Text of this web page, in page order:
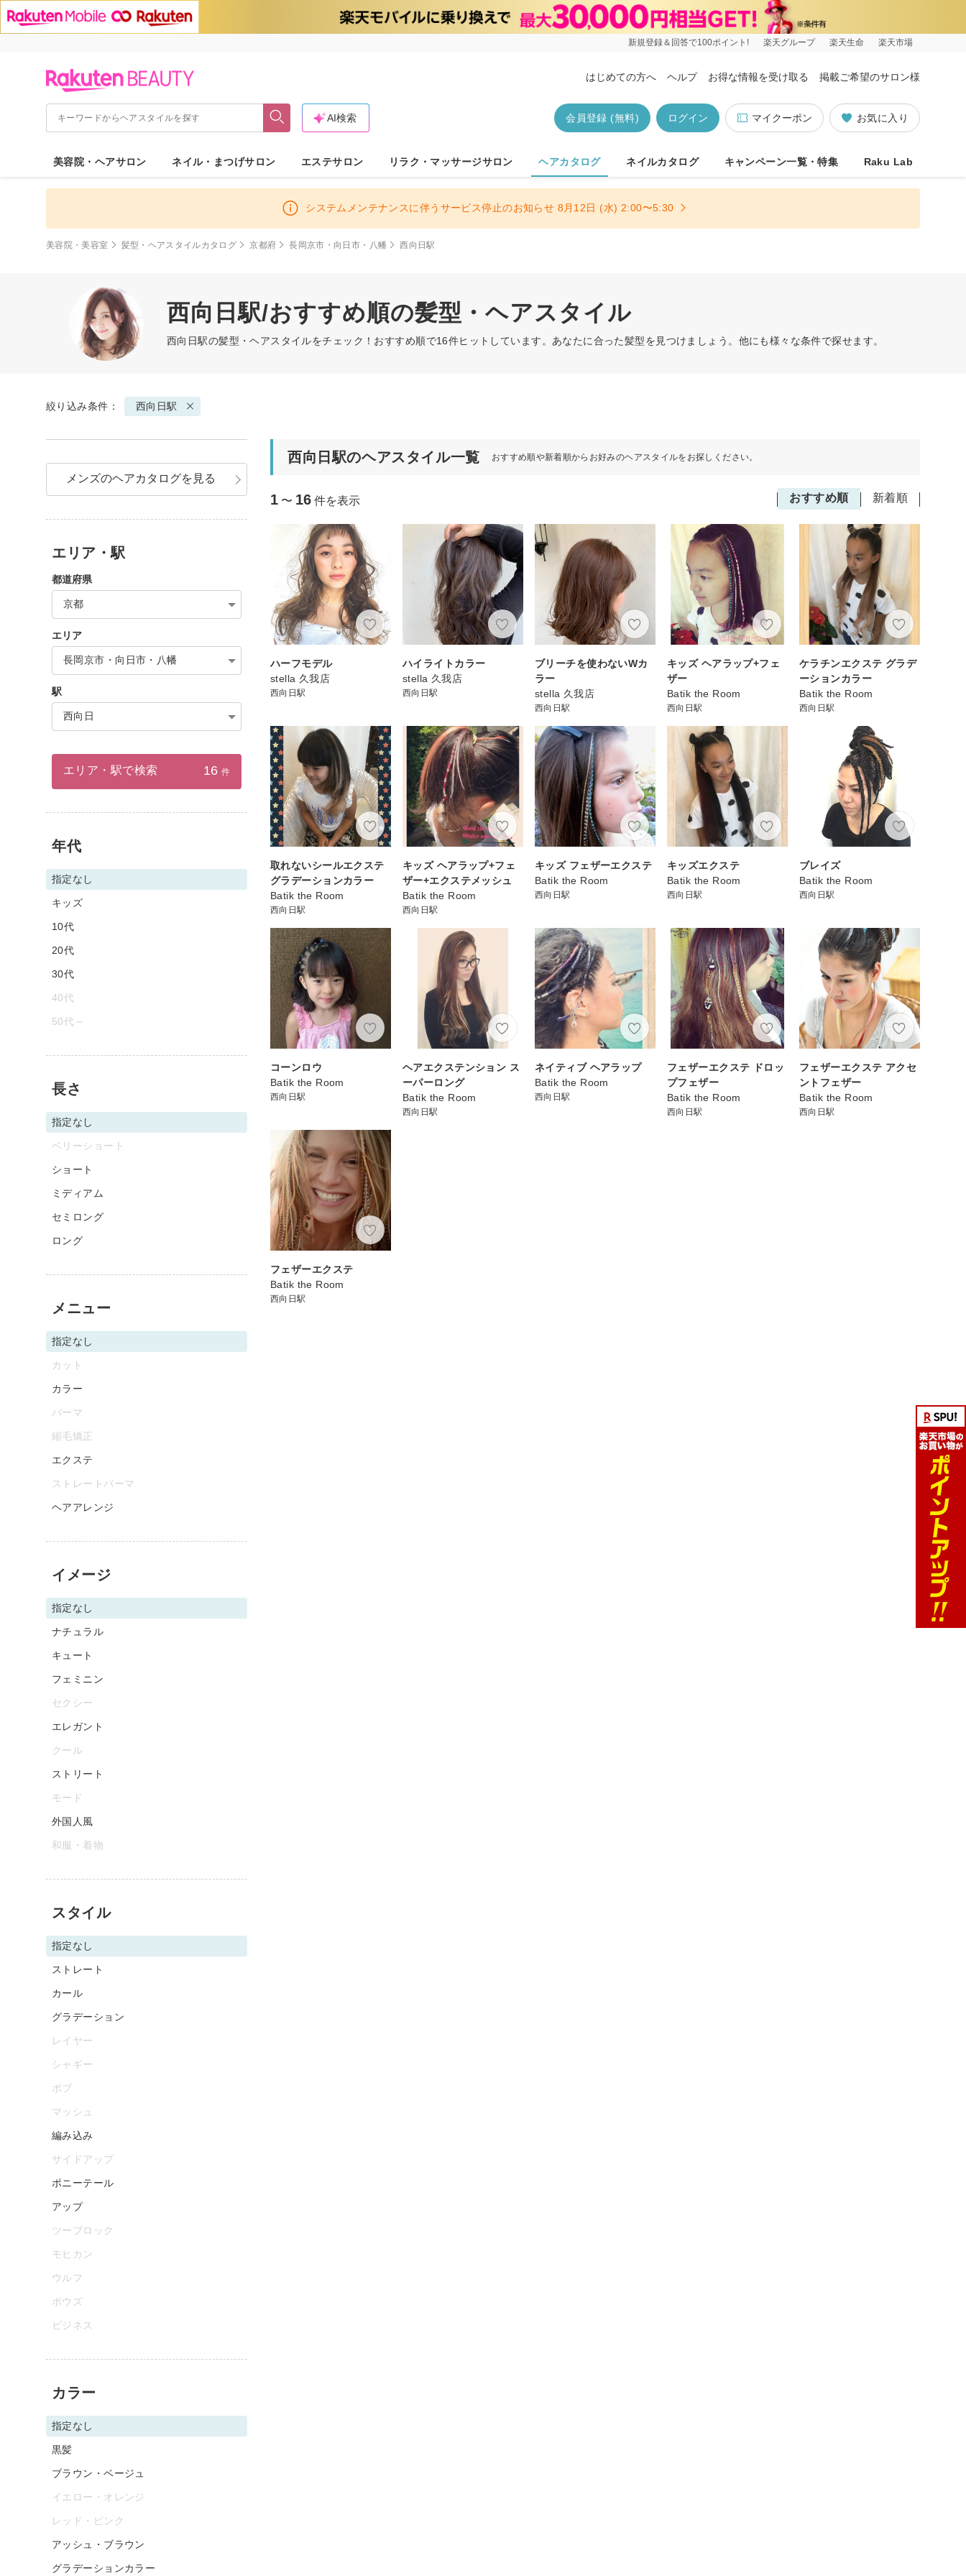
新規登録＆回答で100ポイント! 楽天グループ 楽天生命 楽天市場
はじめての方へ ヘルプ お得な情報を受け取る 掲載ご希望のサロン様
お気に入り
マイクーポン
ログイン
会員登録 (無料)
AI検索
美容院・ヘアサロン ネイル・まつげサロン エステサロン リラク・マッサージサロン ヘアカタログ ネイルカタログ キャンペーン一覧・特集 Raku Lab
システムメンテナンスに伴うサービス停止のお知らせ 8月12日 (水) 2:00〜5:30
美容院・美容室 髪型・ヘアスタイルカタログ 京都府 長岡京市・向日市・八幡 西向日駅
西向日駅/おすすめ順の髪型・ヘアスタイル
西向日駅の髪型・ヘアスタイルをチェック！おすすめ順で16件ヒットしています。あなたに合った髪型を見つけましょう。他にも様々な条件で探せます。
絞り込み条件： 西向日駅
西向日駅のヘアスタイル一覧 おすすめ順や新着順からお好みのヘアスタイルをお探しください。
おすすめ順 新着順
1 〜 16 件を表示
ハーフモデル
stella 久我店
西向日駅
ハイライトカラー
stella 久我店
西向日駅
ブリーチを使わないWカ
ラー
stella 久我店
西向日駅
キッズ ヘアラップ+フェ
ザー
Batik the Room
西向日駅
ケラチンエクステ グラデ
ーションカラー
Batik the Room
西向日駅
取れないシールエクステ
グラデーションカラー
Batik the Room
西向日駅
キッズ ヘアラップ+フェ
ザー+エクステメッシュ
Batik the Room
西向日駅
キッズ フェザーエクステ
Batik the Room
西向日駅
キッズエクステ
Batik the Room
西向日駅
ブレイズ
Batik the Room
西向日駅
コーンロウ
Batik the Room
西向日駅
ヘアエクステンション ス
ーパーロング
Batik the Room
西向日駅
ネイティブ ヘアラップ
Batik the Room
西向日駅
フェザーエクステ ドロッ
プフェザー
Batik the Room
西向日駅
フェザーエクステ アクセ
ントフェザー
Batik the Room
西向日駅
フェザーエクステ
Batik the Room
西向日駅
メンズのヘアカタログを見る
エリア・駅
都道府県
京都
エリア
長岡京市・向日市・八幡
駅
西向日
エリア・駅で検索 16 件
年代
指定なし
キッズ
10代
20代
30代
40代
50代～
長さ
指定なし
ベリーショート
ショート
ミディアム
セミロング
ロング
メニュー
指定なし
カット
カラー
パーマ
縮毛矯正
エクステ
ストレートパーマ
ヘアアレンジ
イメージ
指定なし
ナチュラル
キュート
フェミニン
セクシー
エレガント
クール
ストリート
モード
外国人風
和服・着物
スタイル
指定なし
ストレート
カール
グラデーション
レイヤー
シャギー
ボブ
マッシュ
編み込み
サイドアップ
ポニーテール
アップ
ツーブロック
モヒカン
ウルフ
ボウズ
ビジネス
カラー
指定なし
黒髪
ブラウン・ベージュ
イエロー・オレンジ
レッド・ピンク
アッシュ・ブラウン
グラデーションカラー